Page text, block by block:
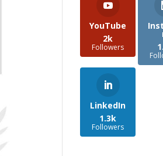
YouTube
2k
Followers
LinkedIn
1.3k
Followers